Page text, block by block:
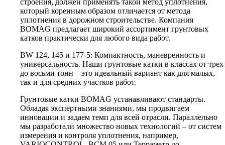
строения, должен применять такой метод уплотнения,
который коренным образом отличается от метода
уплотнения в дорожном строительстве. Компания
BOMAG предлагает широкий ассортимент грунтовых
катков практически для любого вида работ.
BW 124, 145 и 177-5: Компактность, маневренность и
универсальность. Наши грунтовые катки в классах от трех
до восьми тонн – это идеальный вариант как для малых,
так и для средних участков работ.
Грунтовые катки BOMAG устанавливают стандарты.
Обладая экспертными знаниями, мы продвигаем
инновации и задаем темп для всей отрасли. Параллельно
мы разработали множество новых технологий – от систем
измерения и контроля уплотнения, например,